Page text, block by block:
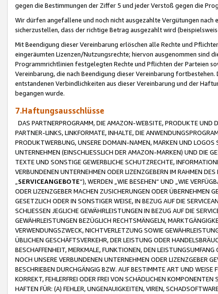
gegen die Bestimmungen der Ziffer 5 und jeder Verstoß gegen die
Wir dürfen angefallene und noch nicht ausgezahlte Vergütungen
sicherzustellen, dass der richtige Betrag ausgezahlt wird
Mit Beendigung dieser Vereinbarung erlöschen alle Rechte und
eingeräumten Lizenzen/Nutzungsrechte; hiervon ausgenommen sind
Programmrichtlinien festgelegten Rechte und Pflichten der Parteien
Vereinbarung, die nach Beendigung dieser Vereinbarung
entstandenen Verbindlichkeiten aus dieser Vereinbarung und der
begangen wurde.
7.Haftungsausschlüsse
DAS PARTNERPROGRAMM, DIE AMAZON-WEBSITE, PRODUKTE UND
PARTNER-LINKS, LINKFORMATE, INHALTE, DIE
PRODUKTWERBUNG, UNSERE DOMAIN-NAMEN, MARKEN UND
UNTERNEHMEN (EINSCHLIESSLICH DER AMAZON-MARKEN) UND DIE
TEXTE UND SONSTIGE GEWERBLICHE SCHUTZRECHTE,
VERBUNDENEN UNTERNEHMEN ODER LIZENZGEBERN IM RAHMEN
SERVICEANGEBOTE“), WERDEN „WIE BESEHEN“ UND „WIE
ODER LIZENZGEBER MACHEN ZUSICHERUNGEN ODER ÜBERNEHMEN
GESETZLICH ODER IN SONSTIGER WEISE, IN BEZUG AUF DIE
SCHLIESSEN JEGLICHE GEWÄHRLEISTUNGEN IN BEZUG AUF DIE
GEWÄHRLEISTUNGEN BEZÜGLICH RECHTSMÄNGELN,
VERWENDUNGSZWECK, NICHTVERLETZUNG SOWIE
ÜBLICHEN GESCHÄFTSVERKEHR, DER LEISTUNG ODER
BESCHAFFENHEIT, MERKMALE, FUNKTIONEN, DEN
NOCH UNSERE VERBUNDENEN UNTERNEHMEN ODER LIZENZGEBER
BESCHRIEBEN DURCHGÄNGIG BZW. AUF BESTIMMTE ART UND
KORREKT, FEHLERFREI ODER FREI VON SCHÄDLICHEN
HAFTEN FÜR: (A) FEHLER, UNGENAUIGKEITEN, VIREN,